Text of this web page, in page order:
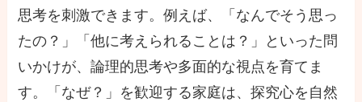
思考を刺激できます。例えば、「なんでそう思っ
たの？」「他に考えられることは？」といった問
いかけが、論理的思考や多面的な視点を育てま
す。「なぜ？」を歓迎する家庭は、探究心を自然